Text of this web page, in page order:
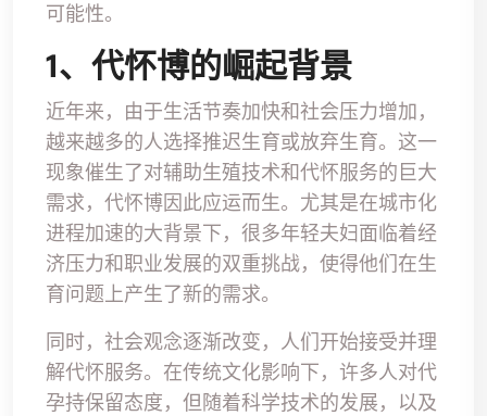
可能性。
1、代怀博的崛起背景
近年来，由于生活节奏加快和社会压力增加，
越来越多的人选择推迟生育或放弃生育。这一
现象催生了对辅助生殖技术和代怀服务的巨大
需求，代怀博因此应运而生。尤其是在城市化
进程加速的大背景下，很多年轻夫妇面临着经
济压力和职业发展的双重挑战，使得他们在生
育问题上产生了新的需求。
同时，社会观念逐渐改变，人们开始接受并理
解代怀服务。在传统文化影响下，许多人对代
孕持保留态度，但随着科学技术的发展，以及